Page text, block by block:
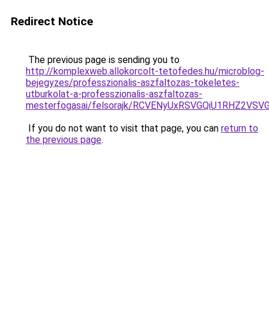
Redirect Notice
The previous page is sending you to
http://komplexweb.allokorcolt-tetofedes.hu/microblog-
bejegyzes/professzionalis-aszfaltozas-tokeletes-
utburkolat-a-professzionalis-aszfaltozas-
mesterfogasai/felsorajk/
If you do not want to visit that page, you can return to
the previous page.